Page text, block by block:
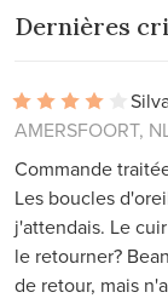
Dernières
AMERSFOORT,
Commande
Les boucles
j'attendais. Le
le retourner?
de retour, mais